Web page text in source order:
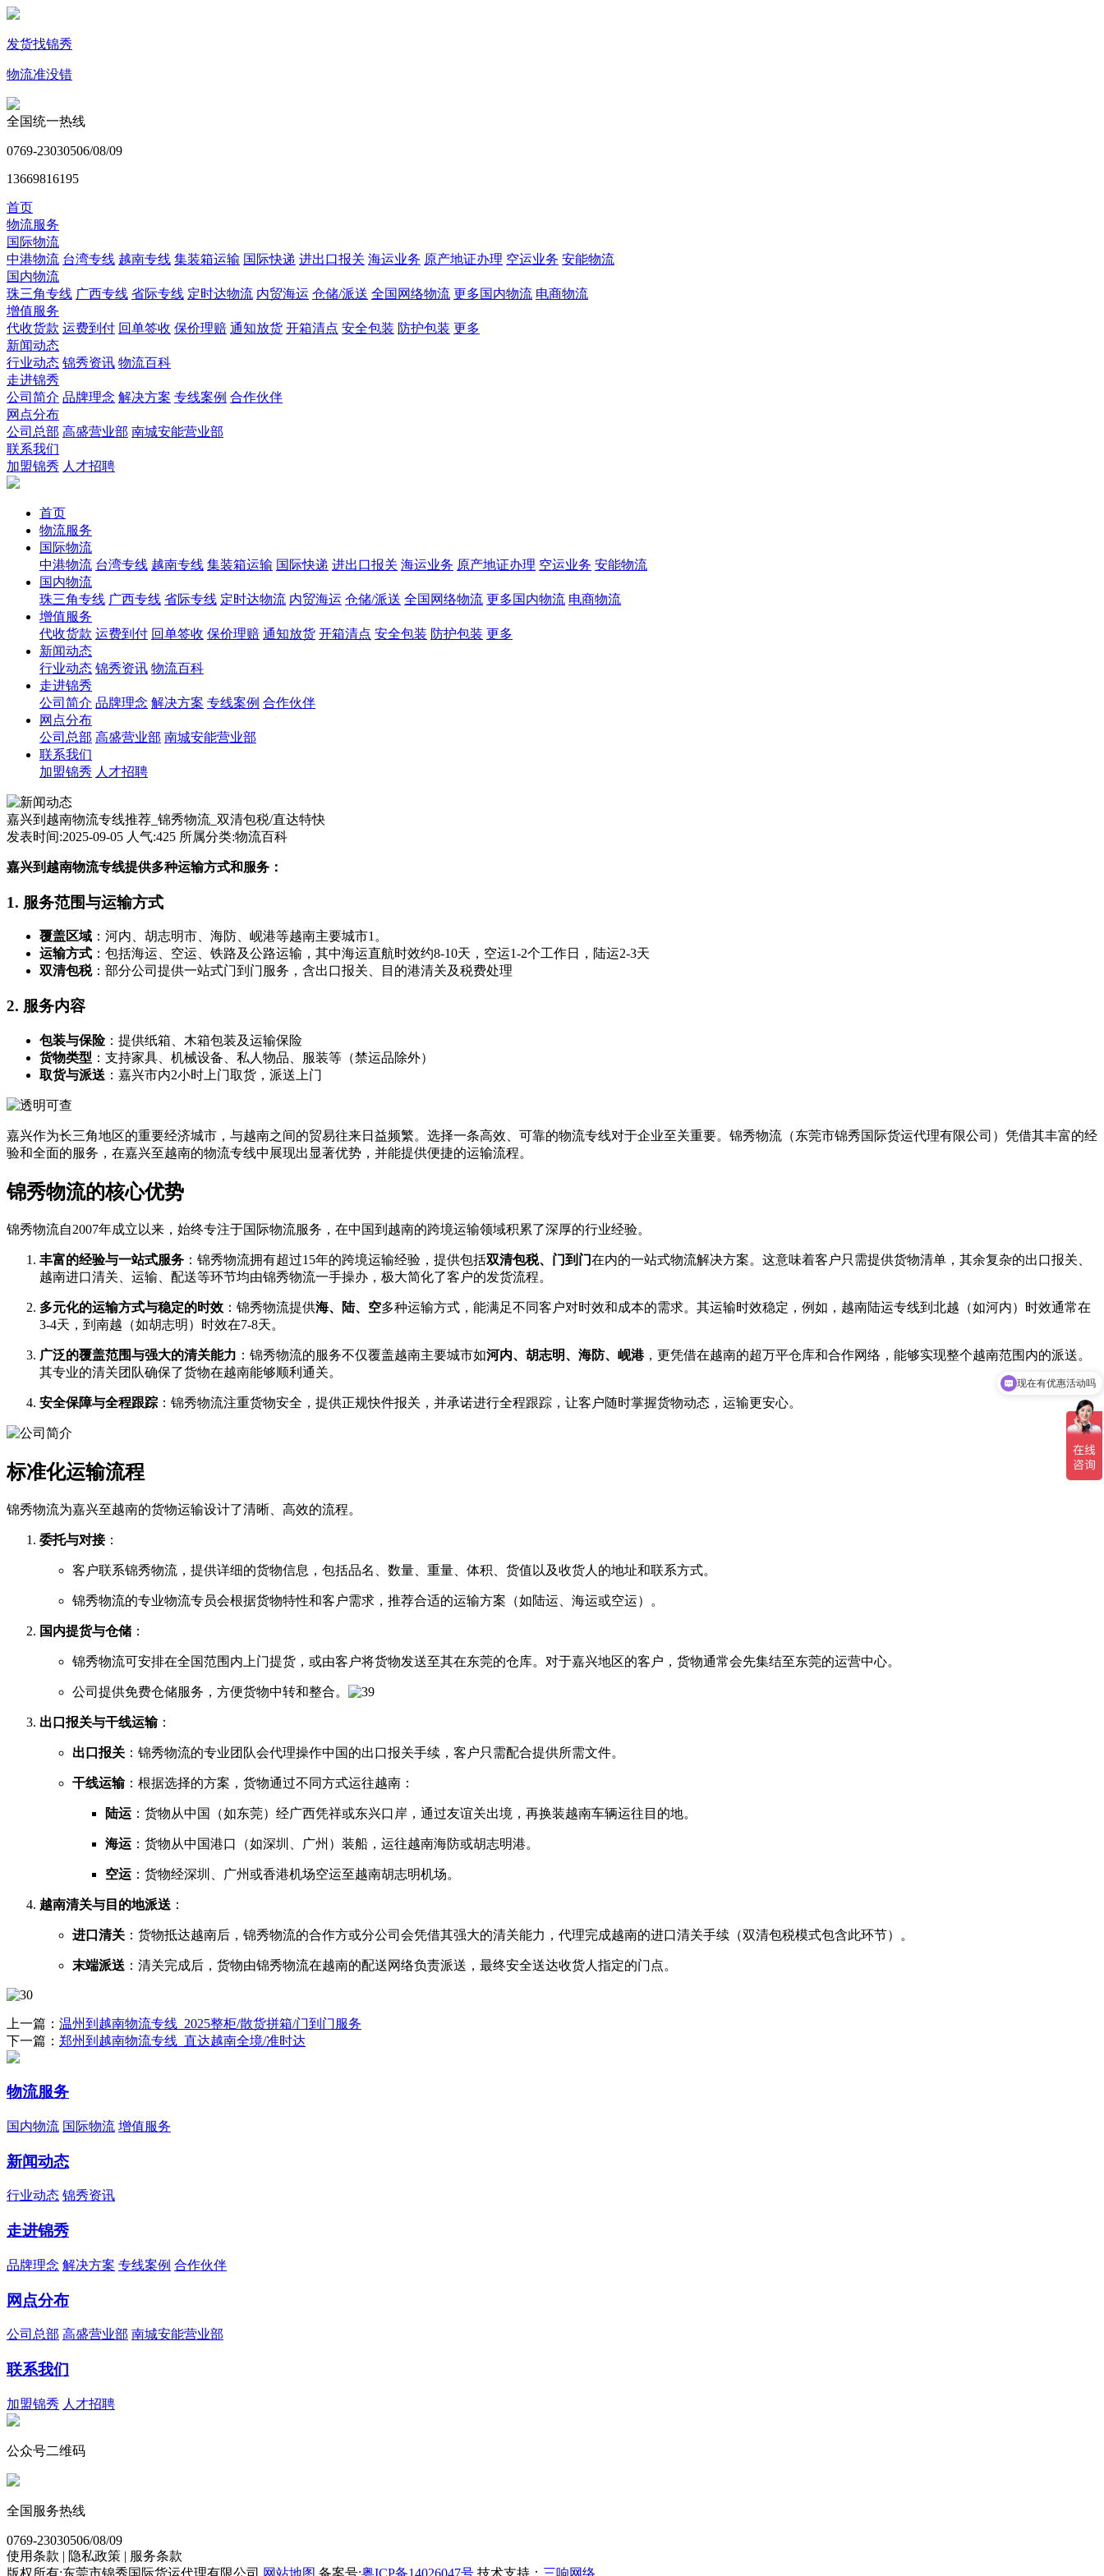
发货找锦秀
物流准没错
全国统一热线
0769-23030506/08/09
13669816195
首页
物流服务
国际物流
中港物流 台湾专线 越南专线 集装箱运输 国际快递 进出口报关 海运业务 原产地证办理 空运业务 安能物流
国内物流
珠三角专线 广西专线 省际专线 定时达物流 内贸海运 仓储/派送 全国网络物流 更多国内物流 电商物流
增值服务
代收货款 运费到付 回单签收 保价理赔 通知放货 开箱清点 安全包装 防护包装 更多
新闻动态
行业动态 锦秀资讯 物流百科
走进锦秀
公司简介 品牌理念 解决方案 专线案例 合作伙伴
网点分布
公司总部 高盛营业部 南城安能营业部
联系我们
加盟锦秀 人才招聘
首页
物流服务
国际物流
中港物流 台湾专线 越南专线 集装箱运输 国际快递 进出口报关 海运业务 原产地证办理 空运业务 安能物流
国内物流
珠三角专线 广西专线 省际专线 定时达物流 内贸海运 仓储/派送 全国网络物流 更多国内物流 电商物流
增值服务
代收货款 运费到付 回单签收 保价理赔 通知放货 开箱清点 安全包装 防护包装 更多
新闻动态
行业动态 锦秀资讯 物流百科
走进锦秀
公司简介 品牌理念 解决方案 专线案例 合作伙伴
网点分布
公司总部 高盛营业部 南城安能营业部
联系我们
加盟锦秀 人才招聘
嘉兴到越南物流专线推荐_锦秀物流_双清包税/直达特快
发表时间:2025-09-05 人气:425 所属分类:物流百科
嘉兴到越南物流专线提供多种运输方式和服务：
1. ‌ 服务范围与运输方式
覆盖区域 ‌：河内、胡志明市、海防、岘港等越南主要城市1。
运输方式 ‌：包括海运、空运、铁路及公路运输，其中海运直航时效约8-10天，空运1-2个工作日，陆运2-3天
双清包税‌：部分公司提供一站式门到门服务，含出口报关、目的港清关及税费处理
2. ‌ 服务内容
包装与保险‌：提供纸箱、木箱包装及运输保险
货物类型 ‌：支持家具、机械设备、私人物品、服装等（禁运品除外）
取货与派送 ‌：嘉兴市内2小时上门取货，派送上门
嘉兴作为长三角地区的重要经济城市，与越南之间的贸易往来日益频繁。选择一条高效、可靠的物流专线对于企业至关重要。锦秀物流（东莞市锦秀国际货运代理有限公司）凭借其丰富的经
验和全面的服务，在嘉兴至越南的物流专线中展现出显著优势，并能提供便捷的运输流程。
锦秀物流的核心优势
锦秀物流自2007年成立以来，始终专注于国际物流服务，在中国到越南的跨境运输领域积累了深厚的行业经验。
丰富的经验与一站式服务 ​：锦秀物流拥有超过15年的跨境运输经验，提供包括双清包税、门到门在内的一站式物流解决方案。这意味着客户只需提供货物清单，其余复杂的出口报关、
越南进口清关、运输、配送等环节均由锦秀物流一手操办，极大简化了客户的发货流程。
多元化的运输方式与稳定的时效 ​：锦秀物流提供海、陆、空多种运输方式，能满足不同客户对时效和成本的需求。其运输时效稳定，例如，越南陆运专线到北越（如河内）时效通常在
3-4天，到南越（如胡志明）时效在7-8天。
广泛的覆盖范围与强大的清关能力 ​：锦秀物流的服务不仅覆盖越南主要城市如河内、胡志明、海防、岘港，更凭借在越南的超万平仓库和合作网络，能够实现整个越南范围内的派送。
其专业的清关团队确保了货物在越南能够顺利通关。
安全保障与全程跟踪 ​：锦秀物流注重货物安全，提供正规快件报关，并承诺进行全程跟踪，让客户随时掌握货物动态，运输更安心。
标准化运输流程
锦秀物流为嘉兴至越南的货物运输设计了清晰、高效的流程。
委托与对接​：
客户联系锦秀物流，提供详细的货物信息，包括品名、数量、重量、体积、货值以及收货人的地址和联系方式。
锦秀物流的专业物流专员会根据货物特性和客户需求，推荐合适的运输方案（如陆运、海运或空运）。
国内提货与仓储 ​：
锦秀物流可安排在全国范围内上门提货，或由客户将货物发送至其在东莞的仓库。对于嘉兴地区的客户，货物通常会先集结至东莞的运营中心。
公司提供免费仓储服务，方便货物中转和整合。
出口报关与干线运输​：
出口报关 ​：锦秀物流的专业团队会代理操作中国的出口报关手续，客户只需配合提供所需文件。
干线运输​：根据选择的方案，货物通过不同方式运往越南：
陆运 ​：货物从中国（如东莞）经广西凭祥或东兴口岸，通过友谊关出境，再换装越南车辆运往目的地。
海运 ​：货物从中国港口（如深圳、广州）装船，运往越南海防或胡志明港。
空运 ​：货物经深圳、广州或香港机场空运至越南胡志明机场。
越南清关与目的地派送 ​：
进口清关 ​：货物抵达越南后，锦秀物流的合作方或分公司会凭借其强大的清关能力，代理完成越南的进口清关手续（双清包税模式包含此环节）。
末端派送 ​：清关完成后，货物由锦秀物流在越南的配送网络负责派送，最终安全送达收货人指定的门点。
上一篇： 温州到越南物流专线_2025整柜/散货拼箱/门到门服务
下一篇： 郑州到越南物流专线_直达越南全境/准时达
物流服务
国内物流 国际物流 增值服务
新闻动态
行业动态 锦秀资讯
走进锦秀
品牌理念 解决方案 专线案例 合作伙伴
网点分布
公司总部 高盛营业部 南城安能营业部
联系我们
加盟锦秀 人才招聘
公众号二维码
全国服务热线
0769-23030506/08/09
使用条款 | 隐私政策 | 服务条款
版权所有:东莞市锦秀国际货运代理有限公司 网站地图 备案号:粤ICP备14026047号 技术支持： 三响网络
可以介绍下你们的产品么